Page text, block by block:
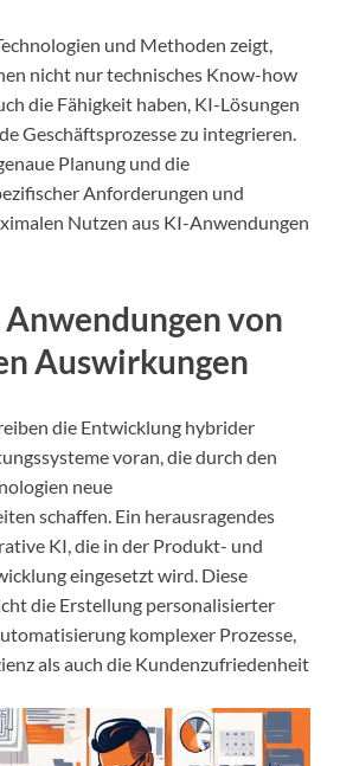
und Methoden zeigt,
nicht nur technisches Know-how
die Fähigkeit haben, KI-Lösungen
Geschäftsprozesse zu integrieren.
Planung und die
Anforderungen und
Nutzen aus KI-Anwendungen
von
Auswirkungen
die Entwicklung hybrider
voran, die durch den
neue
schaffen. Ein herausragendes
KI, die in der Produkt- und
eingesetzt wird. Diese
die Erstellung personalisierter
komplexer Prozesse,
als auch die Kundenzufriedenheit